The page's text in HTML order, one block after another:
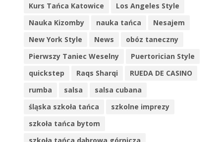
Kurs Tańca Katowice
Los Angeles Style
Nauka Kizomby
nauka tańca
Nesajem
New York Style
News
obóz taneczny
Pierwszy Taniec Weselny
Puertorician Style
quickstep
Raqs Sharqi
RUEDA DE CASINO
rumba
salsa
salsa cubana
śląska szkoła tańca
szkolne imprezy
szkoła tańca bytom